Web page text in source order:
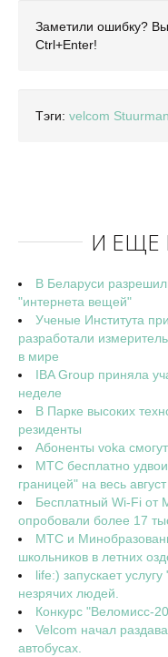
Заметили ошибку?
Ctrl+Enter!
Тэги: velcom Stuurman
И ЕЩЕ
В Беларуси
"интернета вещей"
Ученые Института
разработали
в мире
IBA Group приняла
неделе
В Парке высоких
резиденты
Абоненты voka
МТС бесплатно
границей" на весь август
Бесплатный Wi-Fi от
опробовали более 17
МТС и
школьников в летних
life:) запускает
незрячих людей.
Конкурс "Веломисс-
Velcom начал
автобусах.